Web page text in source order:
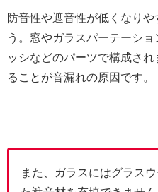
防音性や遮音性が低くなり
う。窓やガラスパーテーシ
ッシなどのパーツで構成さ
ることが音漏れの原因です。
また、ガラスにはグラス